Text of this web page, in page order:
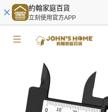
約翰家庭百貨
立刻使用官方APP